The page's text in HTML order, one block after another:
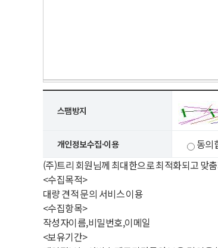
스팸방지
개인정보수집·이용 동의
(주)트리 회원님께 최대한으로 최적화되고 맞
<수집목적>
대량 견적 문의 서비스 이용
<수집항목>
작성자이름,비밀번호,이메일
<보유기간>